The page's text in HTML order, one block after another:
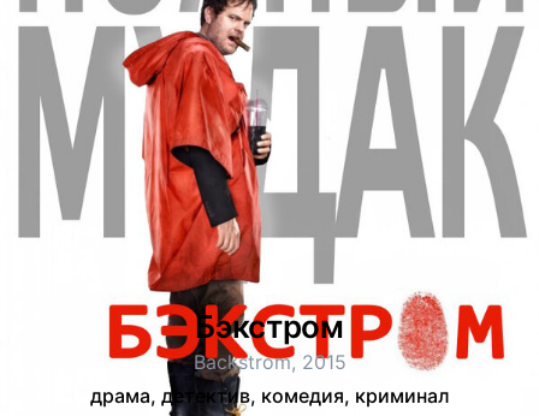
Бэкстром
Backstrom, 2015
драма, детектив, комедия, криминал